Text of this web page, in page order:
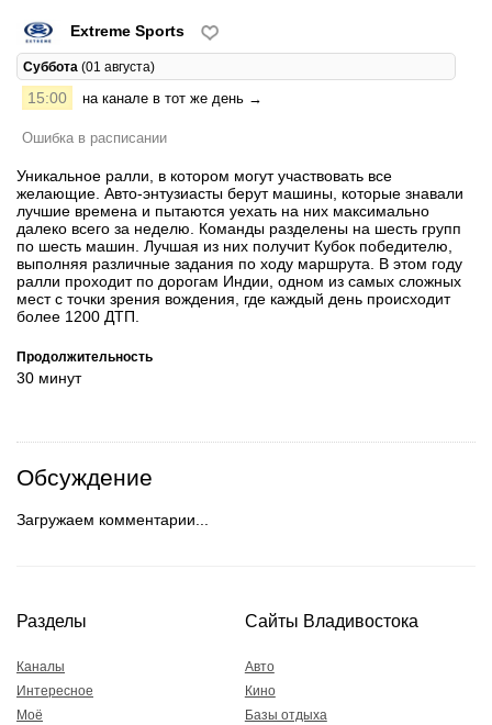
Extreme Sports
Суббота (01 августа)
15:00 на канале в тот же день →
Ошибка в расписании
Уникальное ралли, в котором могут участвовать все
желающие. Авто-энтузиасты берут машины, которые знавали
лучшие времена и пытаются уехать на них максимально
далеко всего за неделю. Команды разделены на шесть групп
по шесть машин. Лучшая из них получит Кубок победителю,
выполняя различные задания по ходу маршрута. В этом году
ралли проходит по дорогам Индии, одном из самых сложных
мест с точки зрения вождения, где каждый день происходит
более 1200 ДТП.
Продолжительность
30 минут
Обсуждение
Загружаем комментарии...
Разделы
Каналы
Интересное
Моё
Сайты Владивостока
Авто
Кино
Базы отдыха